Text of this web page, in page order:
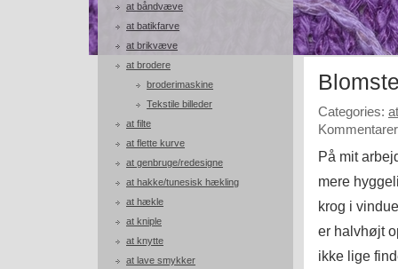
at båndvæve
at batikfarve
at brikvæve
at brodere
broderimaskine
Tekstile billeder
at filte
at flette kurve
at genbruge/redesigne
at hakke/tunesisk hækling
at hækle
at kniple
at knytte
at lave smykker
Categories:
På mit
mere
krog i
er halvhøjt
ikke lige